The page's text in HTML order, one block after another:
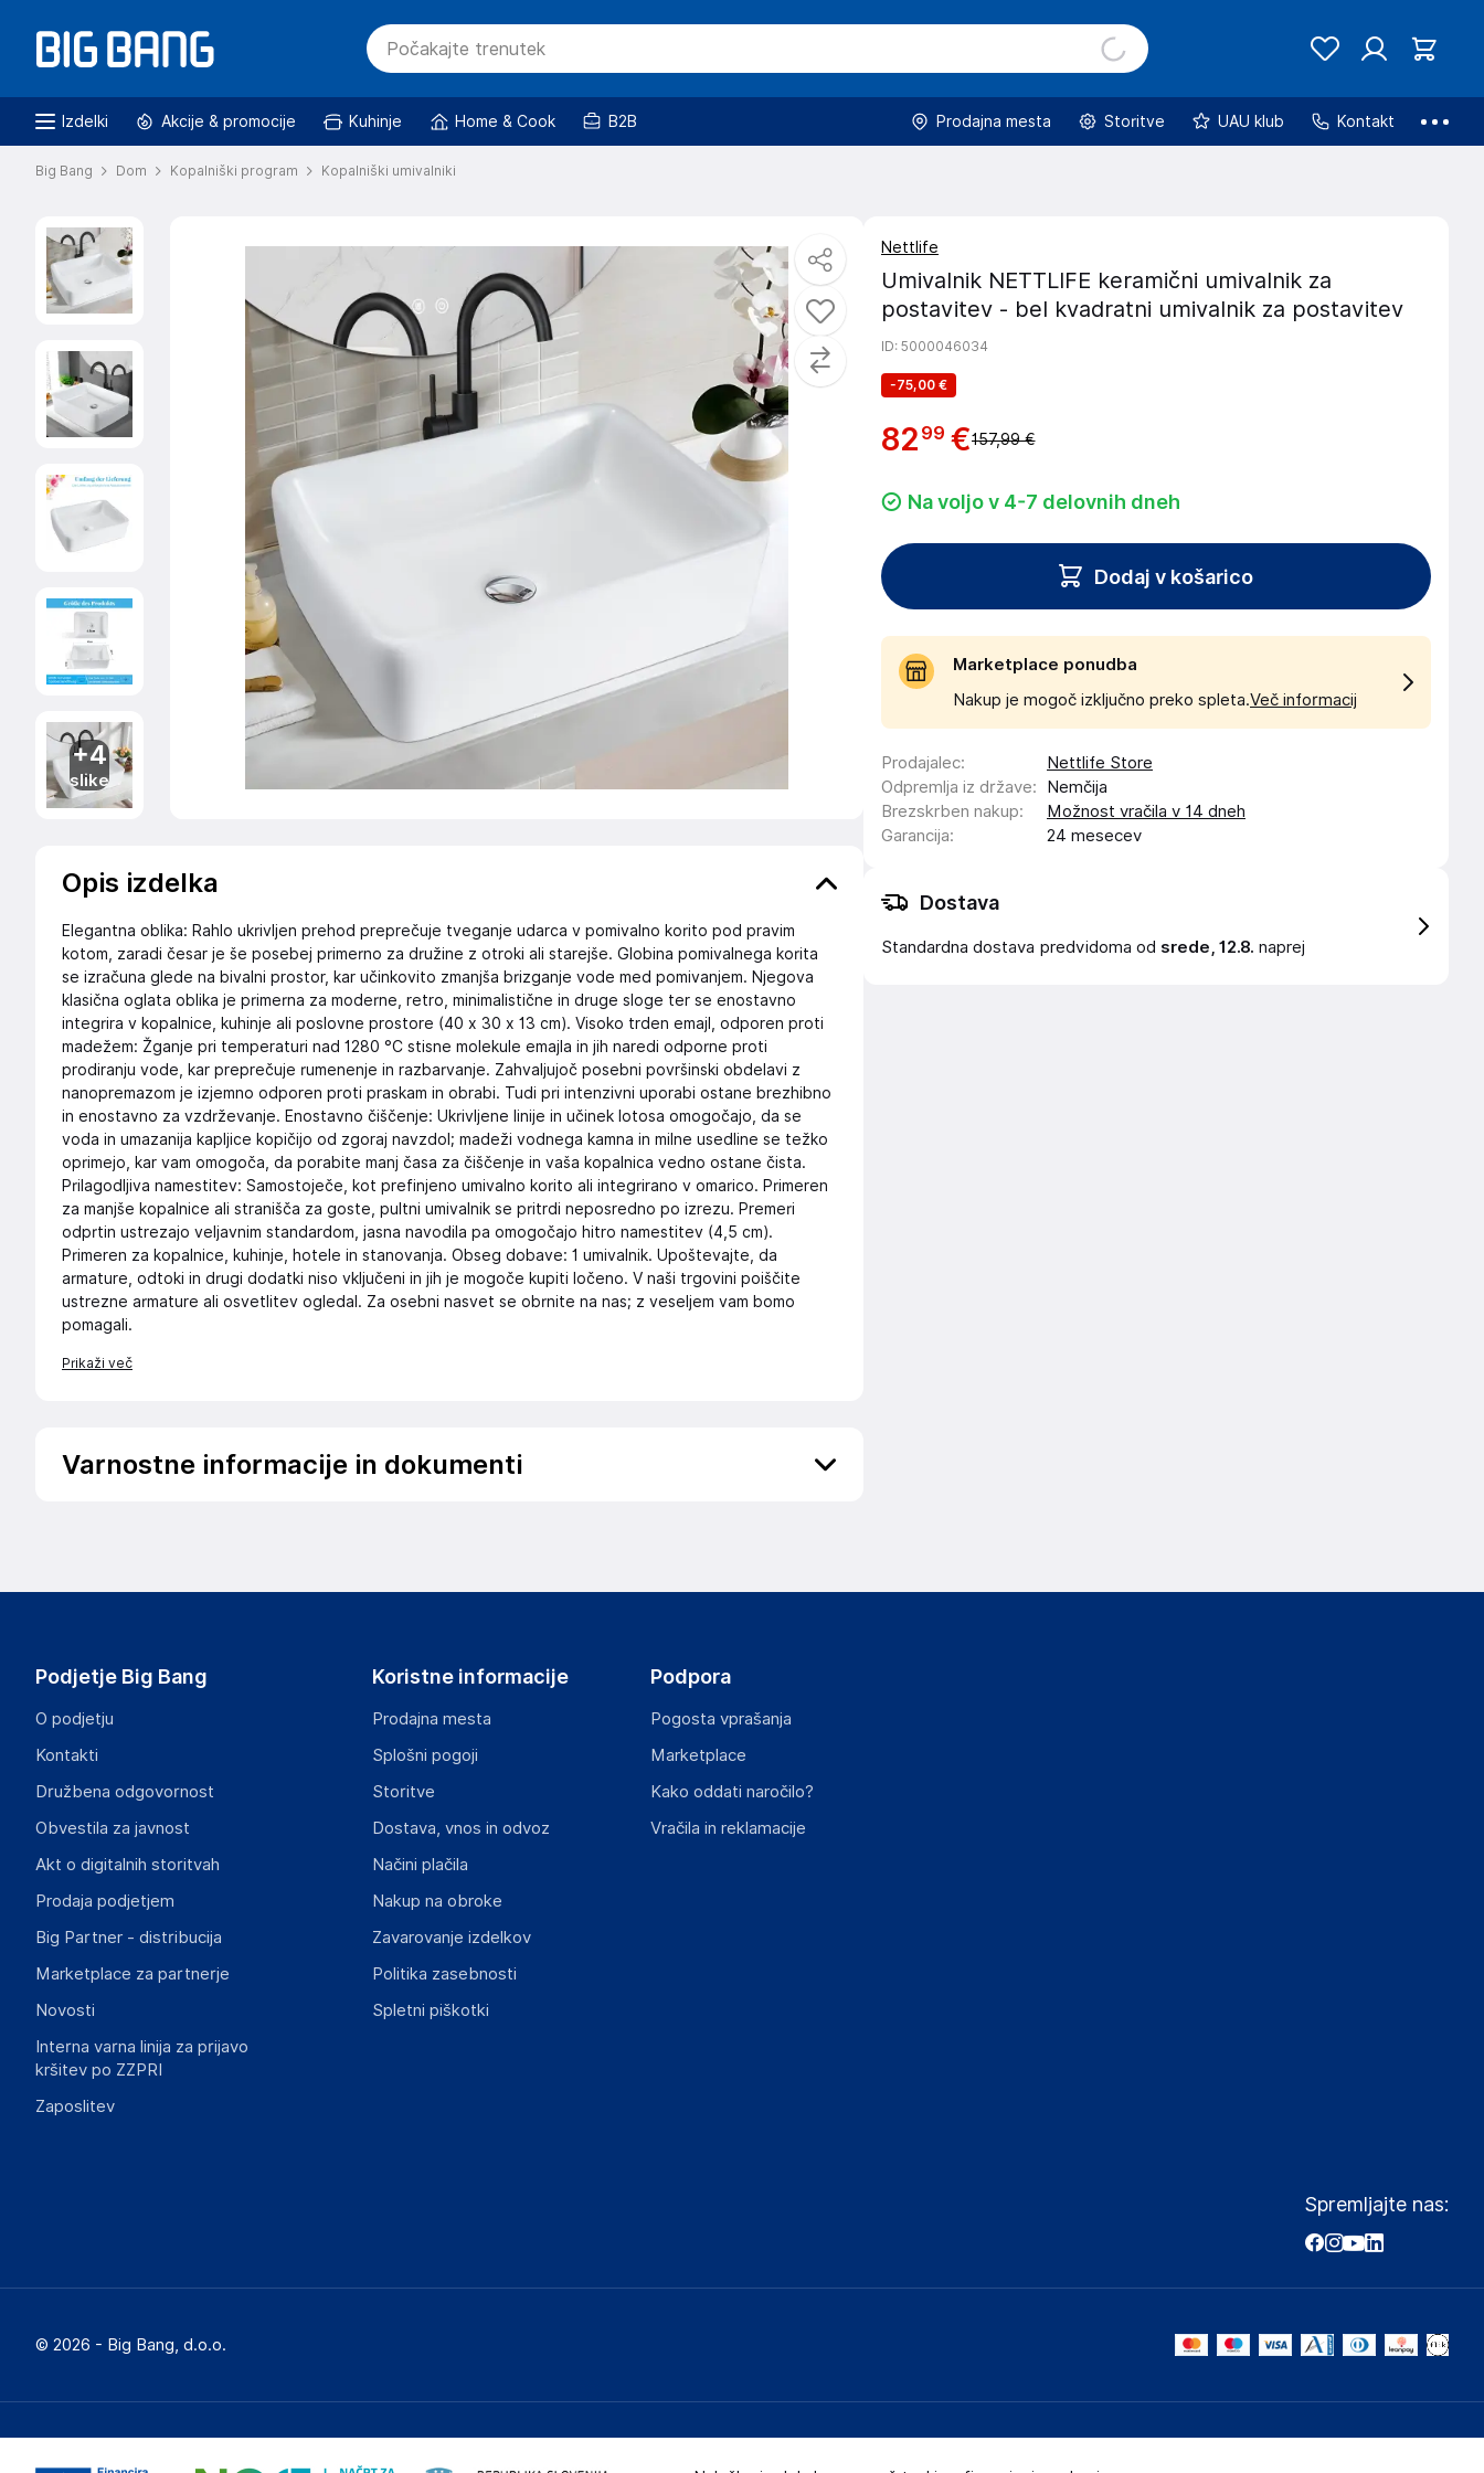
Izdelki Akcije & promocije Kuhinje Home & Cook B2B Prodajna mesta Storitve UAU klub Kontakt
Big Bang Dom Kopalniški program Kopalniški umivalniki
+4
slike
Opis izdelka
Elegantna oblika: Rahlo ukrivljen prehod preprečuje tveganje udarca v pomivalno korito pod pravim
kotom, zaradi česar je še posebej primerno za družine z otroki ali starejše. Globina pomivalnega korita
se izračuna glede na bivalni prostor, kar učinkovito zmanjša brizganje vode med pomivanjem. Njegova
klasična oglata oblika je primerna za moderne, retro, minimalistične in druge sloge ter se enostavno
integrira v kopalnice, kuhinje ali poslovne prostore (40 x 30 x 13 cm). Visoko trden emajl, odporen proti
madežem: Žganje pri temperaturi nad 1280 °C stisne molekule emajla in jih naredi odporne proti
prodiranju vode, kar preprečuje rumenenje in razbarvanje. Zahvaljujoč posebni površinski obdelavi z
nanopremazom je izjemno odporen proti praskam in obrabi. Tudi pri intenzivni uporabi ostane brezhibno
in enostavno za vzdrževanje. Enostavno čiščenje: Ukrivljene linije in učinek lotosa omogočajo, da se
voda in umazanija kapljice kopičijo od zgoraj navzdol; madeži vodnega kamna in milne usedline se težko
oprimejo, kar vam omogoča, da porabite manj časa za čiščenje in vaša kopalnica vedno ostane čista.
Prilagodljiva namestitev: Samostoječe, kot prefinjeno umivalno korito ali integrirano v omarico. Primeren
za manjše kopalnice ali stranišča za goste, pultni umivalnik se pritrdi neposredno po izrezu. Premeri
odprtin ustrezajo veljavnim standardom, jasna navodila pa omogočajo hitro namestitev (4,5 cm).
Primeren za kopalnice, kuhinje, hotele in stanovanja. Obseg dobave: 1 umivalnik. Upoštevajte, da
armature, odtoki in drugi dodatki niso vključeni in jih je mogoče kupiti ločeno. V naši trgovini poiščite
ustrezne armature ali osvetlitev ogledal. Za osebni nasvet se obrnite na nas; z veseljem vam bomo
pomagali.
Prikaži več
Varnostne informacije in dokumenti
NettCun_GmbH@outlook.com
Gospodarski subjekt s sedežem v EU, ki zagotavlja skladnost izdelka z zahtevanimi predpisi.
04129
Germany
Slike o varnosti izdelka
Slike o varnosti izdelka vsebujejo opozorila na embalaži izdelka in lahko vključujejo ključne varnostne
Nettlife
Umivalnik NETTLIFE keramični umivalnik za
postavitev - bel kvadratni umivalnik za postavitev
ID: 5000046034
-75,00 €
82 99 €157,99 €
Na voljo v 4-7 delovnih dneh
Dodaj v košarico
Marketplace ponudba
Nakup je mogoč izključno preko spleta.Več informacij
Prodajalec:
Nettlife Store
Odpremlja iz države:
Nemčija
Brezskrben nakup:
Možnost vračila v 14 dneh
Garancija: 24 mesecev
Dostava
Standardna dostava predvidoma od srede, 12.8. naprej
Podjetje Big Bang
O podjetju
Kontakti
Družbena odgovornost
Obvestila za javnost
Akt o digitalnih storitvah
Prodaja podjetjem
Big Partner - distribucija
Marketplace za partnerje
Novosti
Interna varna linija za prijavo
kršitev po ZZPRI
Zaposlitev
Koristne informacije
Prodajna mesta
Splošni pogoji
Storitve
Dostava, vnos in odvoz
Načini plačila
Nakup na obroke
Zavarovanje izdelkov
Politika zasebnosti
Spletni piškotki
Podpora
Pogosta vprašanja
Marketplace
Kako oddati naročilo?
Vračila in reklamacije
Spremljajte nas:
© 2026 - Big Bang, d.o.o.